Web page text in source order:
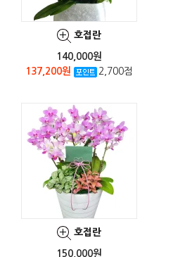
호접란
140,000원
137,200원
2,700점
호접란
150,000원